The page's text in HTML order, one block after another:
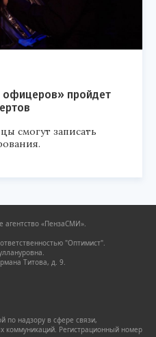
офицеров» пройдет
смогут записать
агентство «ПензаСМИ».
"Оптимист".
Титова, д. 9.
по надзору в сфере связи,
коммуникаций. Регистрационный номер